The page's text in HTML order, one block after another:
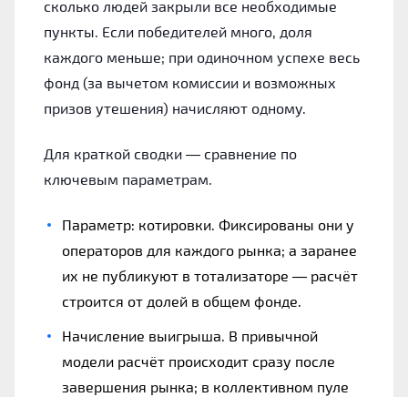
сколько людей закрыли все необходимые
пункты. Если победителей много, доля
каждого меньше; при одиночном успехе весь
фонд (за вычетом комиссии и возможных
призов утешения) начисляют одному.
Для краткой сводки — сравнение по
ключевым параметрам.
Параметр: котировки. Фиксированы они у
операторов для каждого рынка; а заранее
их не публикуют в тотализаторе — расчёт
строится от долей в общем фонде.
Начисление выигрыша. В привычной
модели расчёт происходит сразу после
завершения рынка; в коллективном пуле